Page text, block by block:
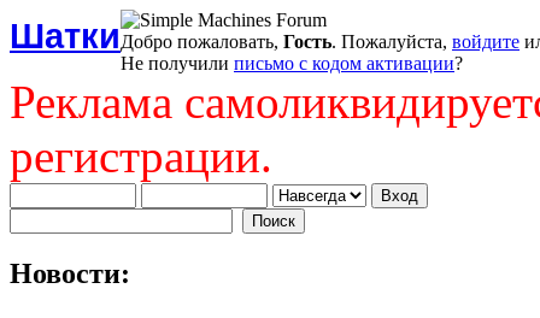
ШаткиДобро пожаловать, Гость. Пожалуйста, войдите
Не получили письмо с кодом активации?
Реклама
регистрации.
Новости: